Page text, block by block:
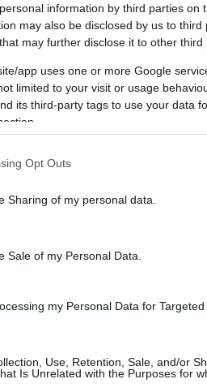
information by third parties on
may also be disclosed by us to third
that may further disclose it to other third
app uses one or more Google
limited to your visit or usage
its third-party tags to use your data
Opt Outs
Sharing of my personal data.
Sale of my Personal Data.
my Personal Data for Targeted
Use, Retention, Sale, and/or
Is Unrelated with the Purposes for
Garze e Medicazioni > Bendaggi
di garza elastica tipo Ideal -
ideal elastica di
di distorsioni e contusioni
€ (iva esclusa)